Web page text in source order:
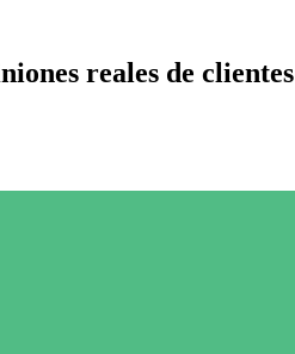
reales de clientes